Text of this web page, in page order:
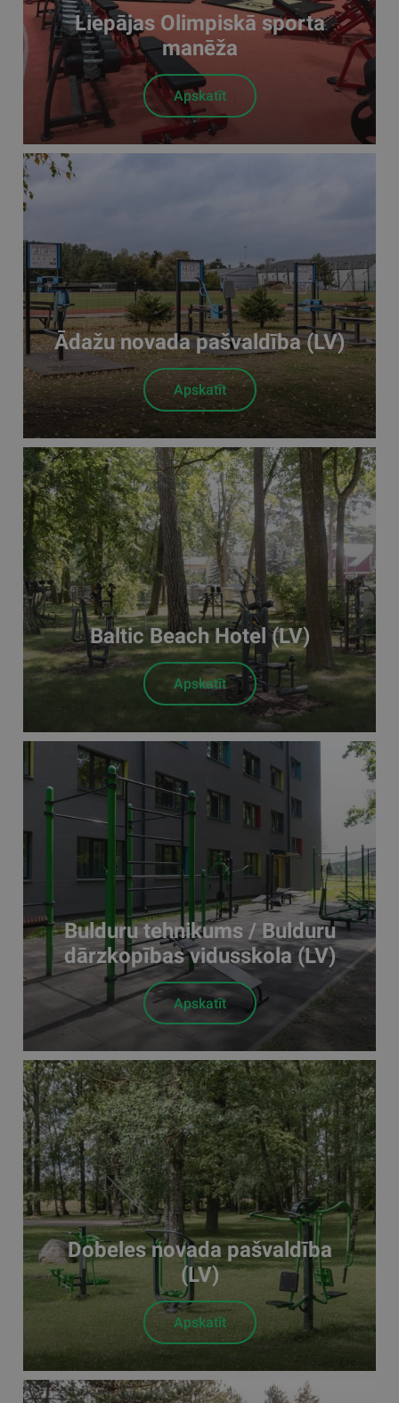
Liepājas Olimpiskā sporta
manēža
Apskatīt
Ādažu novada pašvaldība (LV)
Apskatīt
Baltic Beach Hotel (LV)
Apskatīt
Bulduru tehnikums / Bulduru
dārzkopības vidusskola (LV)
Apskatīt
Dobeles novada pašvaldība
(LV)
Apskatīt